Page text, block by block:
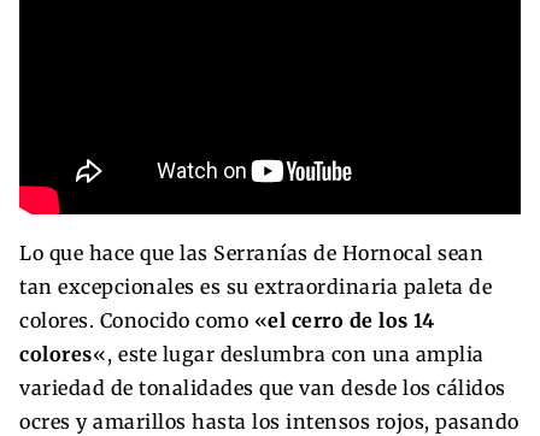
Lo que hace que las Serranías de Hornocal sean
tan excepcionales es su extraordinaria paleta de
colores. Conocido como «el cerro de los 14
colores«, este lugar deslumbra con una amplia
variedad de tonalidades que van desde los cálidos
ocres y amarillos hasta los intensos rojos, pasando